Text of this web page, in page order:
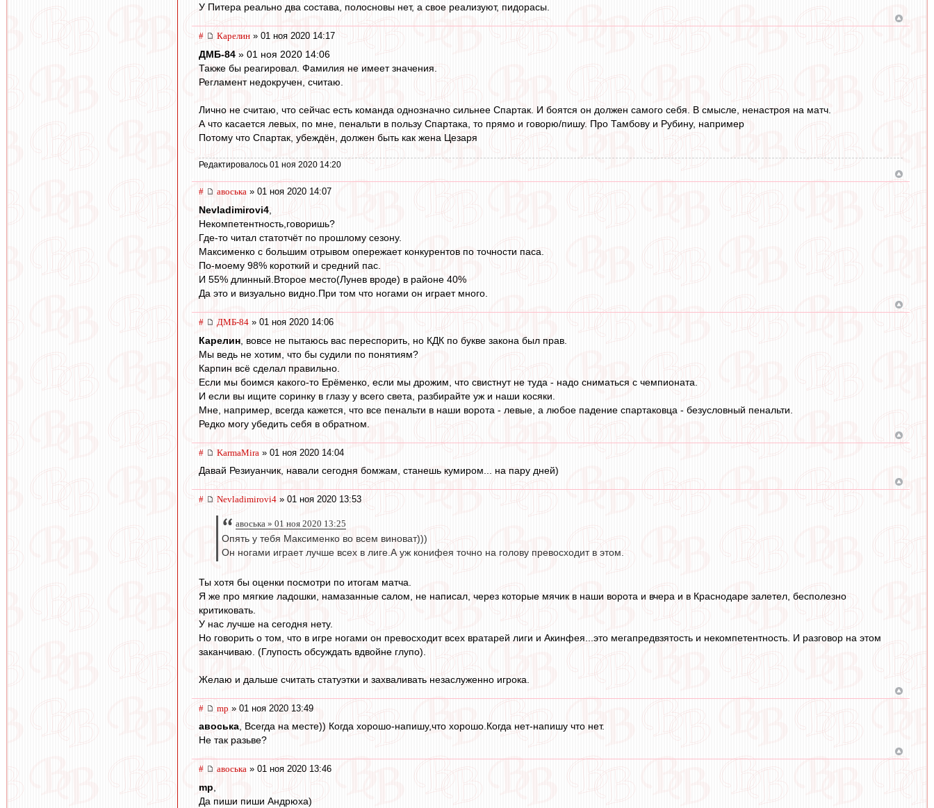
У Питера реально два состава, полосновы нет, а свое реализуют, пидорасы.
# Карелин » 01 ноя 2020 14:17
ДМБ-84 » 01 ноя 2020 14:06
Также бы реагировал. Фамилия не имеет значения.
Регламент недокручен, считаю.
Лично не считаю, что сейчас есть команда однозначно сильнее Спартак. И боятся он должен самого себя. В смысле, ненастроя на матч.
А что касается левых, по мне, пенальти в пользу Спартака, то прямо и говорю/пишу. Про Тамбову и Рубину, например
Потому что Спартак, убеждён, должен быть как жена Цезаря
Редактировалось 01 ноя 2020 14:20
# авоська » 01 ноя 2020 14:07
Nevladimirovi4
Некомпетентность,говоришь?
Где-то читал статотчёт по прошлому сезону.
Максименко c большим отрывом опережает конкурентов по точности паса.
По-моему 98% короткий и средний пас.
И 55% длинный.Второе место(Лунев вроде) в районе 40%
Да это и визуально видно.При том что ногами он играет много.
# ДМБ-84 » 01 ноя 2020 14:06
Карелин , вовсе не пытаюсь вас переспорить, но КДК по букве закона был прав.
Мы ведь не хотим, что бы судили по понятиям?
Карпин всё сделал правильно.
Если мы боимся какого-то Ерёменко, если мы дрожим, что свистнут не туда - надо сниматься с чемпионата.
И если вы ищите соринку в глазу у всего света, разбирайте уж и наши косяки.
Мне, например, всегда кажется, что все пенальти в наши ворота - левые, а любое падение спартаковца - безусловный пенальти.
Редко могу убедить себя в обратном.
# KarmaMira » 01 ноя 2020 14:04
Давай Резиуанчик, навали сегодня бомжам, станешь кумиром... на пару дней)
# Nevladimirovi4 » 01 ноя 2020 13:53
авоська » 01 ноя 2020 13:25
Опять у тебя Максименко во всем виноват)))
Он ногами играет лучше всех в лиге.А уж конифея точно на голову превосходит в этом.
Ты хотя бы оценки посмотри по итогам матча.
Я же про мягкие ладошки, намазанные салом, не написал, через которые мячик в наши ворота и вчера и в Краснодаре залетел, бесполезно
критиковать.
У нас лучше на сегодня нету.
Но говорить о том, что в игре ногами он превосходит всех вратарей лиги и Акинфея...это мегапредвзятость и некомпетентность. И разговор на этом
заканчиваю. (Глупость обсуждать вдвойне глупо).
Желаю и дальше считать статуэтки и захваливать незаслуженно игрока.
# mp » 01 ноя 2020 13:49
авоська, Всегда на месте)) Когда хорошо-напишу,что хорошо.Когда нет-напишу что нет.
Не так разьве?
# авоська » 01 ноя 2020 13:46
mp
Да пиши пиши Андрюха)